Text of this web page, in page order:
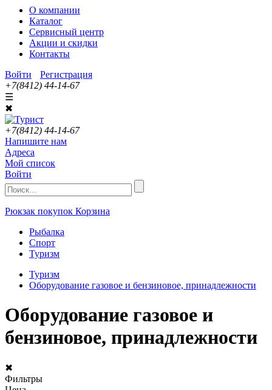
О компании
Каталог
Сервисный центр
Акции и скидки
Контакты
Войти
Регистрация
+7(8412) 44-14-67
☰
✖
+7(8412) 44-14-67
Напишите нам
Адреса
Мой список
Войти
Рюкзак покупок Корзина
Рыбалка
Спорт
Туризм
Туризм
Оборудование газовое и бензиновое, принадлежности
Оборудование газовое и
бензиновое, принадлежности
✖
Фильтры